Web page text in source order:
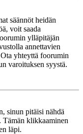
säännöt heidän
voit saada
ylläpitäjän
annettavien
yhteyttä foorumin
varoituksen syystä.
sinun pitäisi nähdä
Tämän klikkaaminen
läpi.